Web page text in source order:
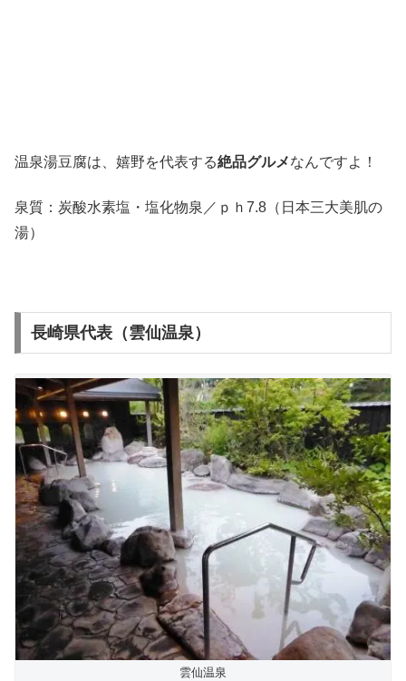
温泉湯豆腐は、嬉野を代表する絶品グルメなんですよ！
泉質：炭酸水素塩・塩化物泉／ｐｈ7.8（日本三大美肌の
湯）
長崎県代表（雲仙温泉）
雲仙温泉